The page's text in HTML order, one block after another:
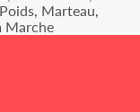
Marteau,
Marche